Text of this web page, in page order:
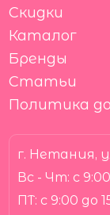
г. Нетания,
Вс - Чт: с
ПТ: с 9:00 до
Скидки
Каталог
Бренды
Статьи
Политика